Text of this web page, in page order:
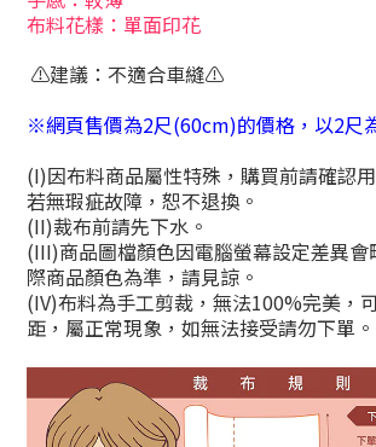
布料花樣：單面印花
⚠建議：不適合車縫⚠
※網頁售價為2尺(60cm)的價格，以2尺
(I)因布料商品屬性特殊，購買前請確認
若無瑕疵故障，恕不退換。
(II)裁布前請先下水。
(III)商品圖檔顏色因電腦螢幕設定差異
際商品顏色為準，請見諒。
(IV)布料為手工剪裁，無法100%完美，
距，屬正常現象，如無法接受請勿下單。